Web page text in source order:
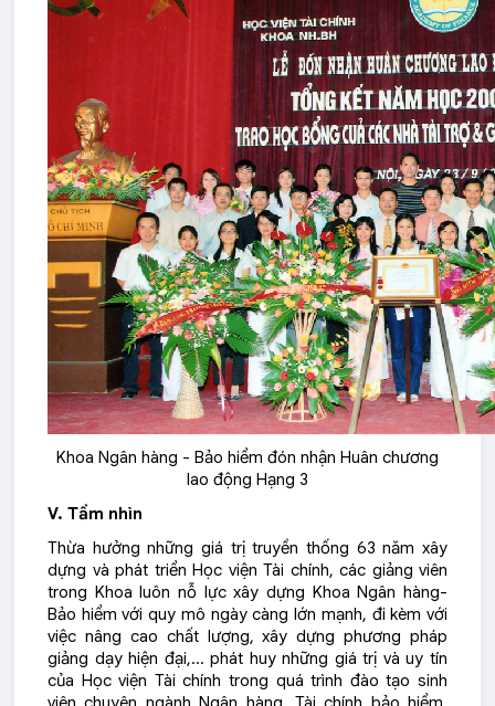
Khoa Ngân hàng - Bảo hiểm đón nhận Huân chương
lao động Hạng 3
V. Tầm nhìn
Thừa hưởng những giá trị truyền thống 63 năm xây
dựng và phát triển Học viện Tài chính, các giảng viên
trong Khoa luôn nỗ lực xây dựng Khoa Ngân hàng-
Bảo hiểm với quy mô ngày càng lớn mạnh, đi kèm với
việc nâng cao chất lượng, xây dựng phương pháp
giảng dạy hiện đại,… phát huy những giá trị và uy tín
của Học viện Tài chính trong quá trình đào tạo sinh